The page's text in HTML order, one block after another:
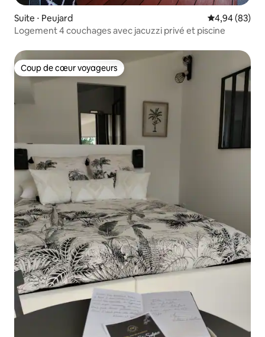
Suite ⋅ Peujard Évaluation
4,94 (83)
Logement 4 couchages avec jacuzzi privé et piscine
Coup de cœur voyageurs
Coup de cœur voyageurs